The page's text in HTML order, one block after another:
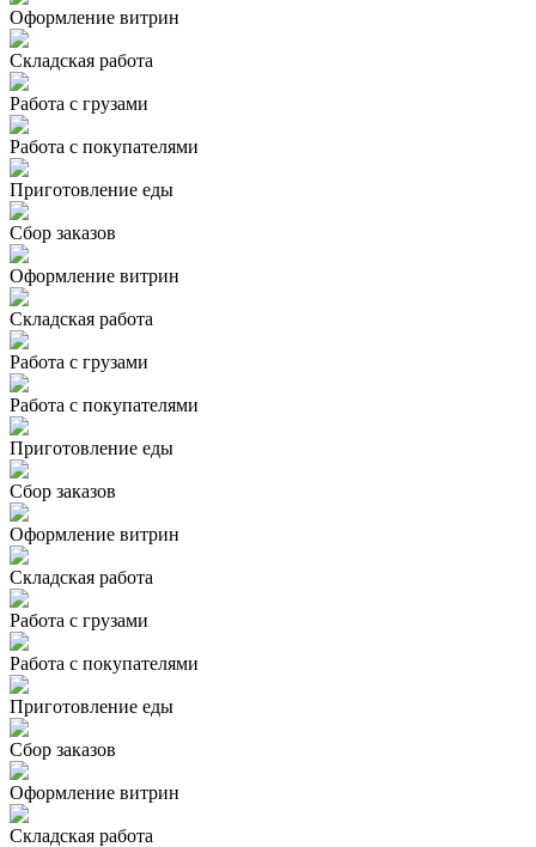
Оформление витрин
Складская работа
Работа с грузами
Работа с покупателями
Приготовление еды
Сбор заказов
Оформление витрин
Складская работа
Работа с грузами
Работа с покупателями
Приготовление еды
Сбор заказов
Оформление витрин
Складская работа
Работа с грузами
Работа с покупателями
Приготовление еды
Сбор заказов
Оформление витрин
Складская работа